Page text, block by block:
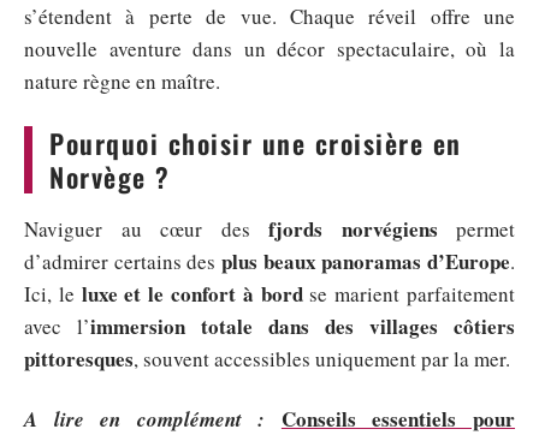
s’étendent à perte de vue. Chaque réveil offre une
nouvelle aventure dans un décor spectaculaire, où la
nature règne en maître.
Pourquoi choisir une croisière en
Norvège ?
Naviguer au cœur des fjords norvégiens permet
d’admirer certains des plus beaux panoramas d’Europe.
Ici, le luxe et le confort à bordse marient parfaitement
avec l’immersion totale dans des villages côtiers
pittoresques, souvent accessibles uniquement par la mer.
A lire en complément :
Conseils essentiels pour